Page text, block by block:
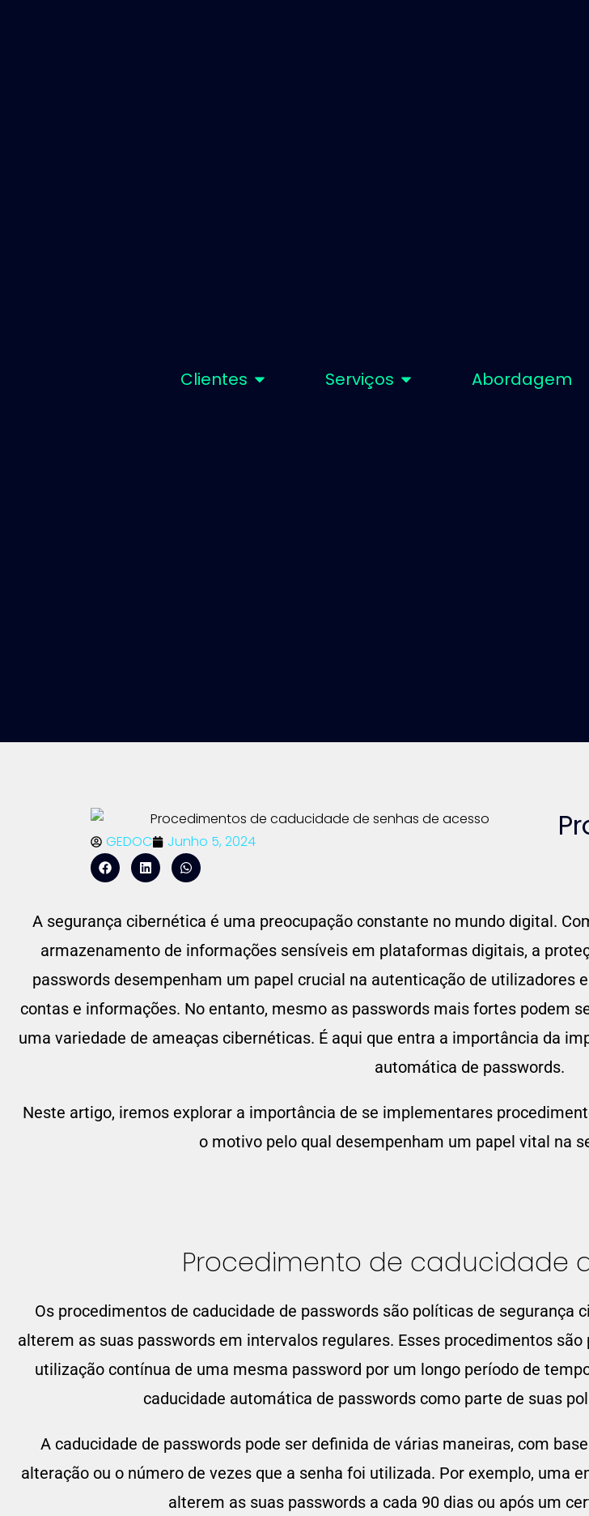
Clientes Serviços Abordagem
GEDOC Junho 5, 2024
A segurança cibernética é uma preocupação constante no mundo digital.
armazenamento de informações sensíveis em plataformas digitais, a
passwords desempenham um papel crucial na autenticação de utilizadores
contas e informações. No entanto, mesmo as passwords mais fortes podem
uma variedade de ameaças cibernéticas. É aqui que entra a importância da
automática de passwords.
Neste artigo, iremos explorar a importância de se implementares
o motivo pelo qual desempenham um papel vital na
Procedimento de caducidade
Os procedimentos de caducidade de passwords são políticas de segurança
alterem as suas passwords em intervalos regulares. Esses procedimentos
utilização contínua de uma mesma password por um longo período de
caducidade automática de passwords como parte de suas
A caducidade de passwords pode ser definida de várias maneiras, com
alteração ou o número de vezes que a senha foi utilizada. Por exemplo, uma
alterem as suas passwords a cada 90 dias ou após um